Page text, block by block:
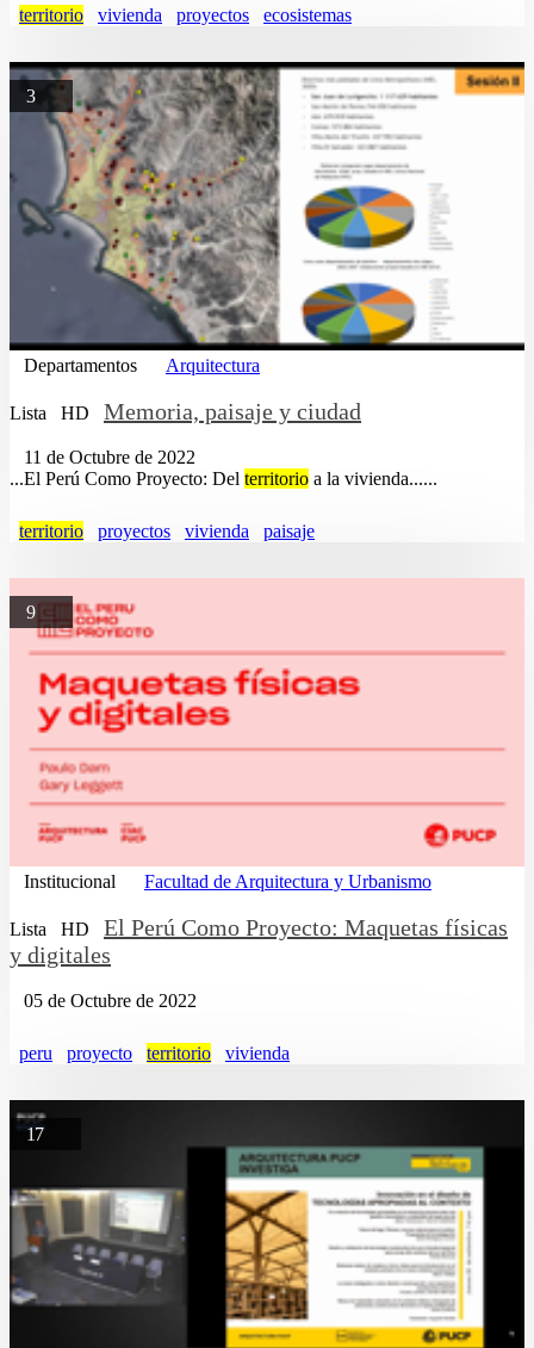
territorio vivienda proyectos ecosistemas
3
Departamentos Arquitectura
Lista HD Memoria, paisaje y ciudad
11 de Octubre de 2022
...El Perú Como Proyecto: Del territorio a la vivienda......
territorio proyectos vivienda paisaje
9
Institucional Facultad de Arquitectura y Urbanismo
Lista HD
El Perú Como Proyecto: Maquetas físicas
y digitales
05 de Octubre de 2022
peru proyecto territorio vivienda
17